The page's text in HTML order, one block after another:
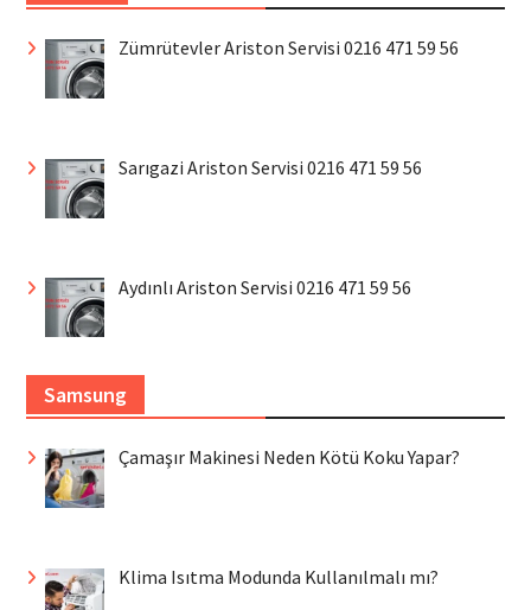
Zümrütevler Ariston Servisi 0216 471 59 56
Sarıgazi Ariston Servisi 0216 471 59 56
Aydınlı Ariston Servisi 0216 471 59 56
Samsung
Çamaşır Makinesi Neden Kötü Koku Yapar?
Klima Isıtma Modunda Kullanılmalı mı?